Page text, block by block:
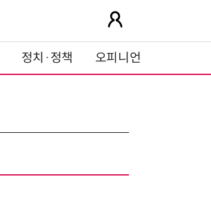
정치·정책 오피니언